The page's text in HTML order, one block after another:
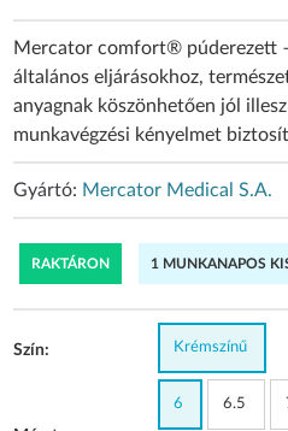
Mercator comfort® púderezett
általános eljárásokhoz,
anyagnak köszönhetően jól
munkavégzési kényelmet
Gyártó: Mercator Medical S.A.
RAKTÁRON 1 MUNKANAPOS
Szín: Krémszínű
6 6.5